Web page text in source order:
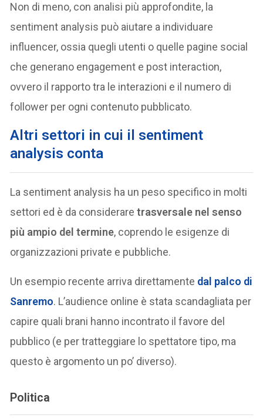
Non di meno, con analisi più approfondite, la
sentiment analysis può aiutare a individuare
influencer, ossia quegli utenti o quelle pagine social
che generano engagement e post interaction,
ovvero il rapporto tra le interazioni e il numero di
follower per ogni contenuto pubblicato.
Altri settori in cui il sentiment
analysis conta
La sentiment analysis ha un peso specifico in molti
settori ed è da consideraretrasversale nel senso
più ampio del termine, coprendo le esigenze di
organizzazioni private e pubbliche.
Un esempio recente arriva direttamente dal palco di
Sanremo. L’audience online è stata scandagliata per
capire quali brani hanno incontrato il favore del
pubblico (e per tratteggiare lo spettatore tipo, ma
questo è argomento un po’ diverso).
Politica